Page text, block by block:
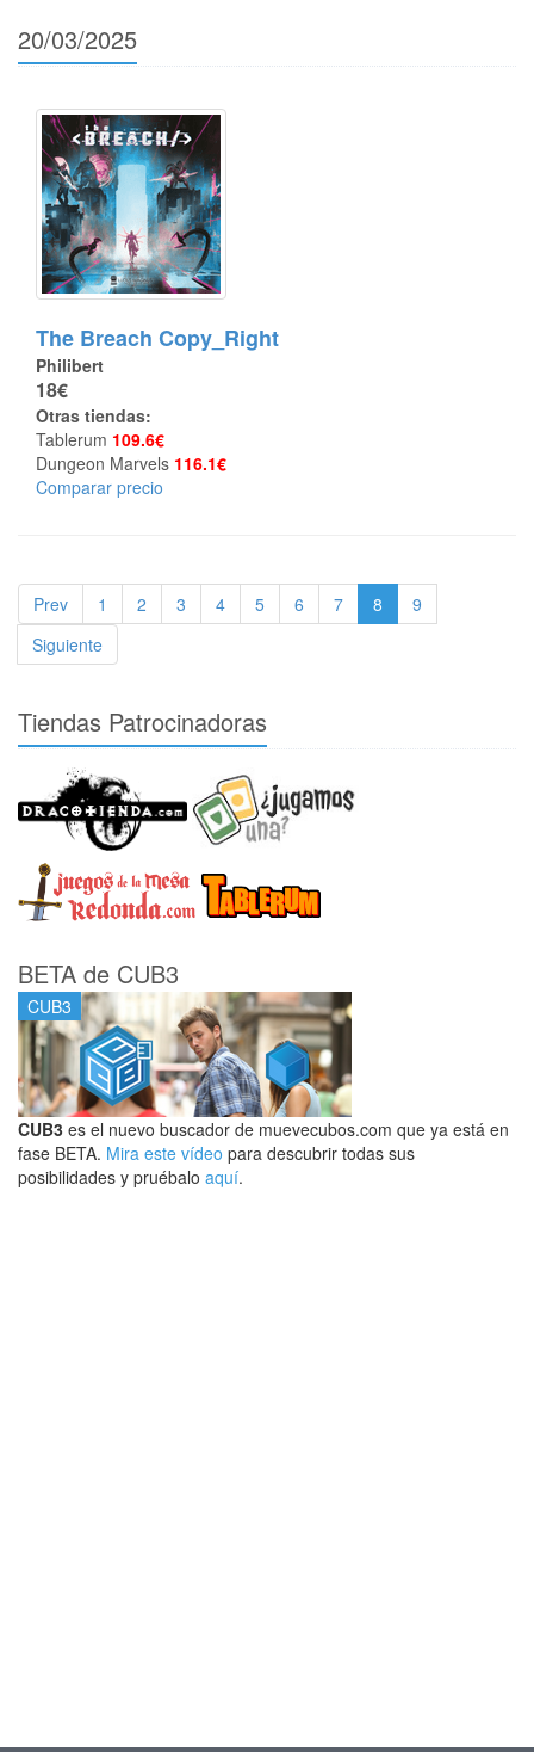
20/03/2025
The Breach Copy_Right
Philibert
18€
Otras tiendas:
Tablerum 109.6€
Dungeon Marvels 116.1€
Comparar precio
Prev 1 2 3 4 5 6 7 8
9
Siguiente
Tiendas Patrocinadoras
BETA de CUB3
CUB3
CUB3 es el nuevo buscador de muevecubos.com que ya está en
fase BETA. Mira este vídeo para descubrir todas sus
posibilidades y pruébalo aquí.